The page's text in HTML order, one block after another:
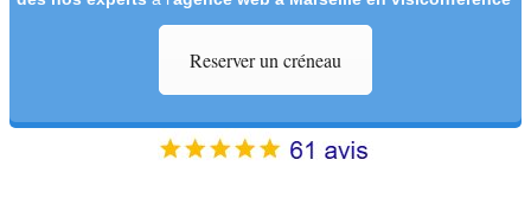
Reserver un créneau